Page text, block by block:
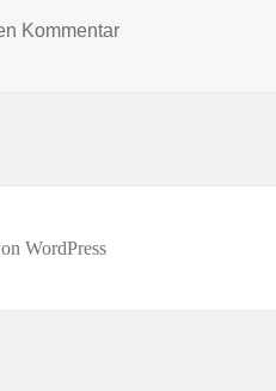
Kommentarzu BKV Budo-
WordPress